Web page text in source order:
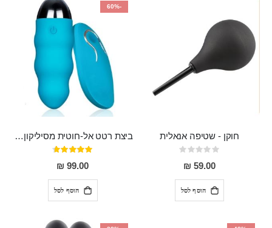
חוקן - שטיפה אנאלית
Rating:
0%
59.00 ₪
הוסף לסל
-60%
ביצת רטט אל-חוטית מסיליקון רפואי בגודל של 8 ס"מ ורוחב 3 ס"מ בעלת 20 מהירויות שונות "ENKI"
דירוג:
93%
99.00 ₪
הוסף לסל